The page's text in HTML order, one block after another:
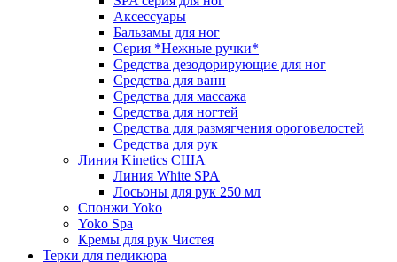
Аксессуары
Бальзамы для ног
Серия *Нежные ручки*
Средства дезодорирующие для ног
Средства для ванн
Средства для массажа
Средства для ногтей
Средства для размягчения ороговелостей
Средства для рук
Линия Kinetics США
Линия White SPA
Лосьоны для рук 250 мл
Спонжи Yoko
Yoko Spa
Кремы для рук Чистея
Терки для педикюра